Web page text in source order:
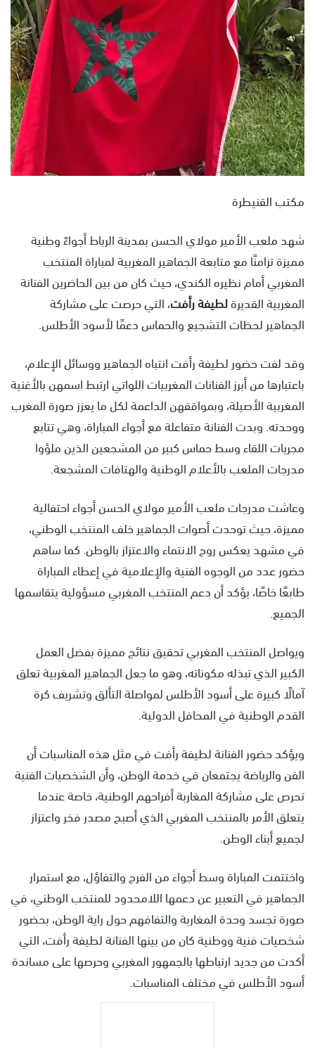
ن
ي
ا
مكتب القنيطرة
شهد ملعب الأمير مولاي الحسن بمدينة الرباط أجواءً وطنية
مميزة تزامنًا مع متابعة الجماهير المغربية لمباراة المنتخب
المغربي أمام نظيره الكندي، حيث كان من بين الحاضرين الفنانة
المغربية القديرةلطيفة رأفت، التي حرصت على مشاركة
الجماهير لحظات التشجيع والحماس دعمًا لأسود الأطلس.
وقد لفت حضور لطيفة رأفت انتباه الجماهير ووسائل الإعلام،
باعتبارها من أبرز الفنانات المغربيات اللواتي ارتبط اسمهن بالأغنية
المغربية الأصيلة، وبمواقفهن الداعمة لكل ما يعزز صورة المغرب
ووحدته. وبدت الفنانة متفاعلة مع أجواء المباراة، وهي تتابع
مجريات اللقاء وسط حماس كبير من المشجعين الذين ملؤوا
مدرجات الملعب بالأعلام الوطنية والهتافات المشجعة.
وعاشت مدرجات ملعب الأمير مولاي الحسن أجواء احتفالية
مميزة، حيث توحدت أصوات الجماهير خلف المنتخب الوطني،
في مشهد يعكس روح الانتماء والاعتزاز بالوطن. كما ساهم
حضور عدد من الوجوه الفنية والإعلامية في إعطاء المباراة
طابعًا خاصًا، يؤكد أن دعم المنتخب المغربي مسؤولية يتقاسمها
الجميع.
ويواصل المنتخب المغربي تحقيق نتائج مميزة بفضل العمل
الكبير الذي تبذله مكوناته، وهو ما جعل الجماهير المغربية تعلق
آمالًا كبيرة على أسود الأطلس لمواصلة التألق وتشريف كرة
القدم الوطنية في المحافل الدولية.
ويؤكد حضور الفنانة لطيفة رأفت في مثل هذه المناسبات أن
الفن والرياضة يجتمعان في خدمة الوطن، وأن الشخصيات الفنية
تحرص على مشاركة المغاربة أفراحهم الوطنية، خاصة عندما
يتعلق الأمر بالمنتخب المغربي الذي أصبح مصدر فخر واعتزاز
لجميع أبناء الوطن.
واختتمت المباراة وسط أجواء من الفرح والتفاؤل، مع استمرار
الجماهير في التعبير عن دعمها اللامحدود للمنتخب الوطني، في
صورة تجسد وحدة المغاربة والتفافهم حول راية الوطن، بحضور
شخصيات فنية ووطنية كان من بينها الفنانة لطيفة رأفت، التي
أكدت من جديد ارتباطها بالجمهور المغربي وحرصها على مساندة
أسود الأطلس في مختلف المناسبات.